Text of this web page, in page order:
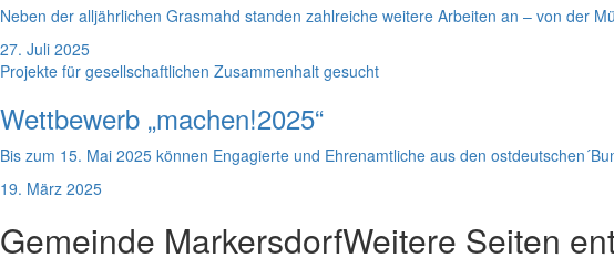
Neben der alljährlichen Grasmahd standen zahlreiche weitere Arbeiten an – von der
27. Juli 2025
Projekte für gesellschaftlichen Zusammenhalt gesucht
Wettbewerb „machen!2025“
Bis zum 15. Mai 2025 können Engagierte und Ehrenamtliche aus den
19. März 2025
Gemeinde MarkersdorfWeitere Seiten